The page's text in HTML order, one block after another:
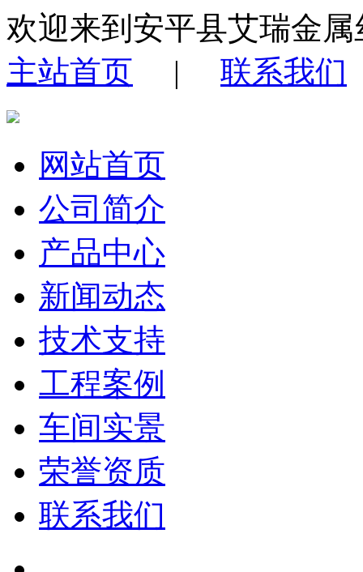
欢迎来到安平县艾瑞金
主站首页 | 联系我们
网站首页
公司简介
产品中心
新闻动态
技术支持
工程案例
车间实景
荣誉资质
联系我们